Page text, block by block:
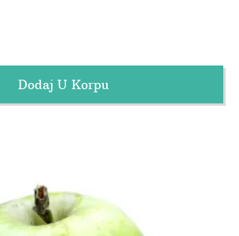
Dodaj U Korpu